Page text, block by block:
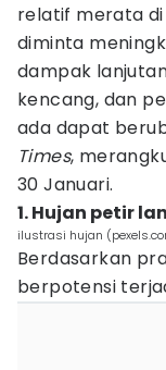
relatif merata di
diminta
dampak
kencang, dan
ada dapat
Times,
30 Januari.
1. Hujan petir
ilustrasi hujan
Berdasarkan
berpotensi